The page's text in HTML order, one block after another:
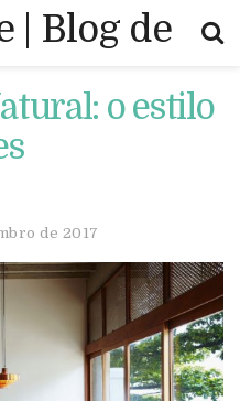
o estilo
de 2017